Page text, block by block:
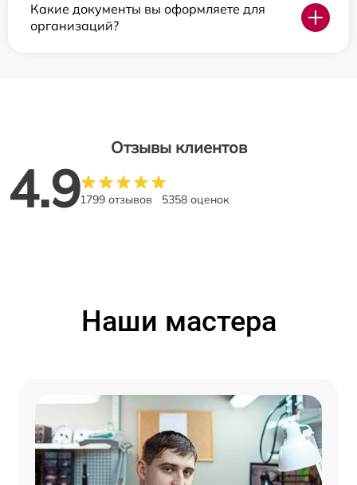
Какие документы вы оформляете для
организаций?
Отзывы клиентов
4.91799 отзывов 5358 оценок
Наши мастера